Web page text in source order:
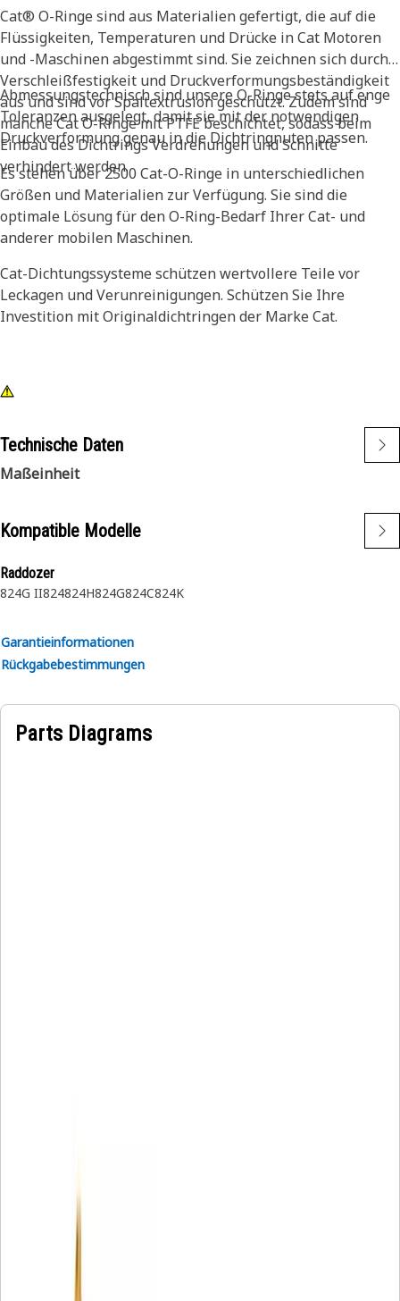
Cat® O-Ringe sind aus Materialien gefertigt, die auf die
Flüssigkeiten, Temperaturen und Drücke in Cat Motoren
und -Maschinen abgestimmt sind. Sie zeichnen sich durch
Verschleißfestigkeit und Druckverformungsbeständigkeit
aus und sind vor Spaltextrusion geschützt. Zudem sind
manche Cat O-Ringe mit PTFE beschichtet, sodass beim
Einbau des Dichtrings Verdrehungen und Schnitte
verhindert werden.
Abmessungstechnisch sind unsere O-Ringe stets auf enge
Toleranzen ausgelegt, damit sie mit der notwendigen
Druckverformung genau in die Dichtringnuten passen.
Es stehen über 2500 Cat-O-Ringe in unterschiedlichen
Größen und Materialien zur Verfügung. Sie sind die
optimale Lösung für den O-Ring-Bedarf Ihrer Cat- und
anderer mobilen Maschinen.
Cat-Dichtungssysteme schützen wertvollere Teile vor
Leckagen und Verunreinigungen. Schützen Sie Ihre
Investition mit Originaldichtringen der Marke Cat.
Technische Daten
Maßeinheit
Kompatible Modelle
Raddozer
824G II824824H824G824C824K
Garantieinformationen
Rückgabebestimmungen
Parts Diagrams